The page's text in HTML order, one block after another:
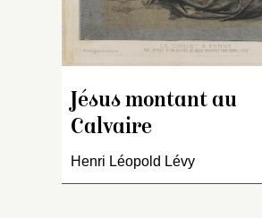
Jésus montant au
Calvaire
Henri Léopold Lévy